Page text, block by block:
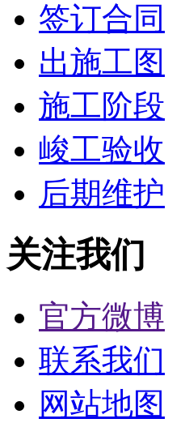
签订合同
出施工图
施工阶段
峻工验收
后期维护
关注我们
官方微博
联系我们
网站地图